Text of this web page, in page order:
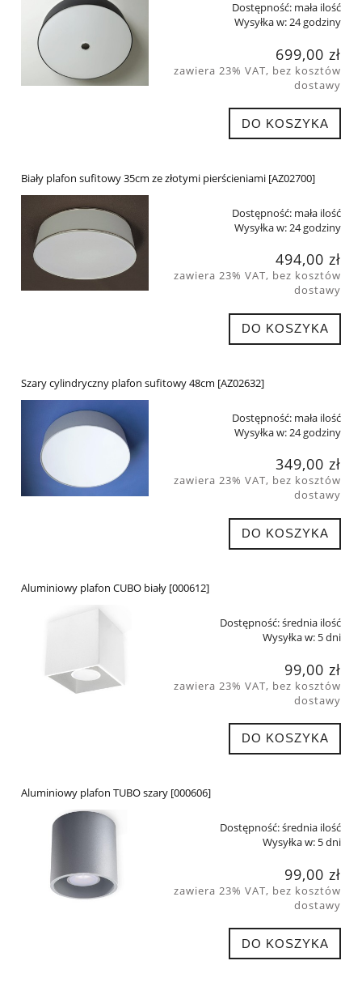
Dostępność: mała ilość
Wysyłka w:24 godziny
699,00 zł
zawiera 23% VAT, bez kosztów
dostawy
DO KOSZYKA
Biały plafon sufitowy 35cm ze złotymi pierścieniami [AZ02700]
Dostępność: mała ilość
Wysyłka w: 24 godziny
494,00 zł
zawiera 23% VAT, bez kosztów
dostawy
DO KOSZYKA
Szary cylindryczny plafon sufitowy 48cm [AZ02632]
Dostępność: mała ilość
Wysyłka w:24 godziny
349,00 zł
zawiera 23% VAT, bez kosztów
dostawy
DO KOSZYKA
Aluminiowy plafon CUBO biały [000612]
Dostępność:średnia ilość
Wysyłka w: 5 dni
99,00 zł
zawiera 23% VAT, bez kosztów
dostawy
DO KOSZYKA
Aluminiowy plafon TUBO szary [000606]
Dostępność:średnia ilość
Wysyłka w: 5 dni
99,00 zł
zawiera 23% VAT, bez kosztów
dostawy
DO KOSZYKA